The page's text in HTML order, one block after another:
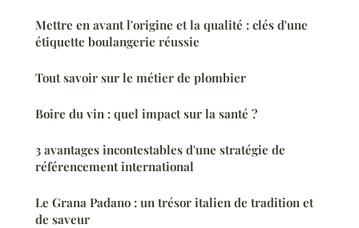
Mettre en avant l'origine et la qualité : clés d'une
étiquette boulangerie réussie
Tout savoir sur le métier de plombier
Boire du vin : quel impact sur la santé ?
3 avantages incontestables d'une stratégie de
référencement international
Le Grana Padano : un trésor italien de tradition et
de saveur